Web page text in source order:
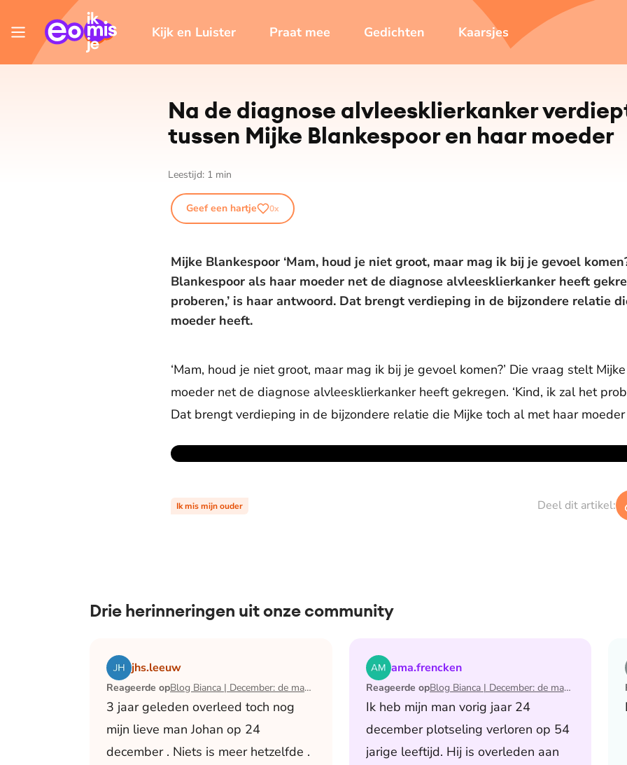
Kijk en Luister Praat mee Gedichten Kaarsjes
Na de diagnose al­vlees­klier­kan­ker
tussen Mijke Blankespoor en haar moeder
Leestijd: 1 min
Geef een hartje 0x
Mijke Blankespoor ‘Mam, houd je niet groot, maar mag ik bij je gevoel
Blankespoor als haar moeder net de diagnose alvleesklierkanker heeft
proberen,’ is haar antwoord. Dat brengt verdieping in de bijzondere relatie
moeder heeft.
‘Mam, houd je niet groot, maar mag ik bij je gevoel komen?’ Die vraag stelt
moeder net de diagnose alvleesklierkanker heeft gekregen. ‘Kind, ik zal het
Dat brengt verdieping in de bijzondere relatie die Mijke toch al met haar
Ik mis mijn ouder Deel dit artikel:
Drie herinneringen uit onze community
jhs.leeuw
Reageerde op Blog Bianca | December: de maand waarin ik mijn man verloor
3 jaar geleden overleed toch nog
mijn lieve man Johan op 24
december . Niets is meer hetzelfde .
Lees het artikel Blog Bianca | December: de maand waarin ik mijn man verloor
ama.frencken
Reageerde op Blog Bianca | December: de maand waarin ik mijn man verloor
Ik heb mijn man vorig jaar 24
december plotseling verloren op 54
jarige leeftijd. Hij is overleden aan
Lees het artikel Blog Bianca | December: de maand